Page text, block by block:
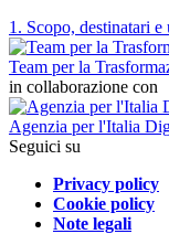
1. Scopo, destinatari
Team per la
in collaborazione con
Agenzia per l'Italia
Seguici su
Privacy policy
Cookie policy
Note legali